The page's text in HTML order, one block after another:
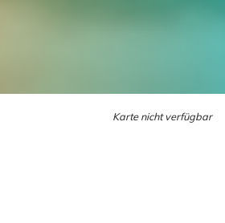
Karte nicht verfügbar